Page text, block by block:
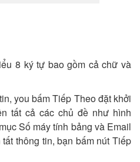
8 ký tự bao gồm cả chữ và
you bấm Tiếp Theo đặt khởi
tất cả các chủ đề như hình
Số máy tính bảng và Email
thông tin, bạn bấm nút Tiếp